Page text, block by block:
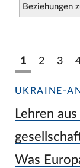
Beziehungen
1 2 3
UKRAINE-
Lehren
Was